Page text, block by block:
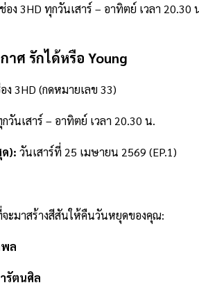
อง 3HD ทุกวันเสาร์ – อาทิตย์ เวลา 20.30
าศ รักได้หรือ Young
ง 3HD (กดหมายเลข 33)
วันเสาร์ – อาทิตย์ เวลา 20.30 น.
): วันเสาร์ที่ 25 เมษายน 2569 (EP.1)
ะมาสร้างสีสันให้คืนวันหยุดของคุณ:
ล
รัตนศิล